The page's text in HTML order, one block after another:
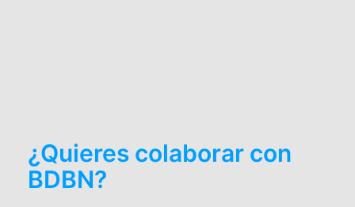
¿Quieres colaborar con
BDBN?